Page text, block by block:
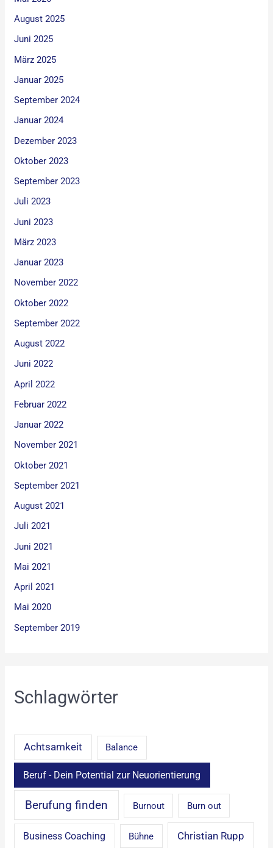
August 2025
Juni 2025
März 2025
Januar 2025
September 2024
Januar 2024
Dezember 2023
Oktober 2023
September 2023
Juli 2023
Juni 2023
März 2023
Januar 2023
November 2022
Oktober 2022
September 2022
August 2022
Juni 2022
April 2022
Februar 2022
Januar 2022
November 2021
Oktober 2021
September 2021
August 2021
Juli 2021
Juni 2021
Mai 2021
April 2021
Mai 2020
September 2019
Schlagwörter
Achtsamkeit Balance
Beruf - Dein Potential zur Neuorientierung
Berufung finden Burnout Burn out
Business Coaching Bühne Christian Rupp